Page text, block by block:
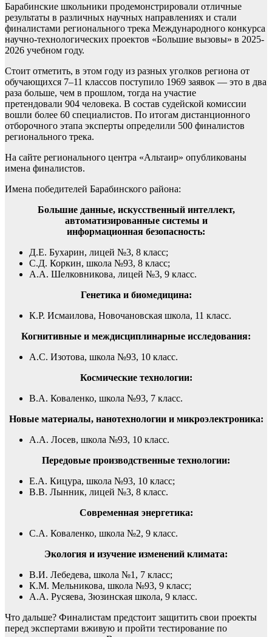
Барабинские школьники продемонстрировали отличные
результаты в различных научных направлениях и стали
финалистами регионального трека Международного конкурса
научно-технологических проектов «Большие вызовы» в 2025-
2026 учебном году.
Стоит отметить, в этом году из разных уголков региона от
обучающихся 7–11 классов поступило 1969 заявок — это в два
раза больше, чем в прошлом, тогда на участие
претендовали 904 человека. В состав судейской комиссии
вошли более 60 специалистов. По итогам дистанционного
отборочного этапа эксперты определили 500 финалистов
регионального трека.
На сайте регионального центра «Альтаир» опубликованы
имена финалистов.
Имена победителей Барабинского района:
Большие данные, искусственный интеллект,
автоматизированные системы и
информационная безопасность:
Д.Е. Бухарин, лицей №3, 8 класс;
С.Д. Коркин, школа №93, 8 класс;
А.А. Шелковникова, лицей №3, 9 класс.
Генетика и биомедицина:
К.Р. Исмаилова, Новочановская школа, 11 класс.
Когнитивные и междисциплинарные исследования:
А.С. Изотова, школа №93, 10 класс.
Космические технологии:
В.А. Коваленко, школа №93, 7 класс.
Новые материалы, нанотехнологии и микроэлектроника:
А.А. Лосев, школа №93, 10 класс.
Передовые производственные технологии:
Е.А. Кицура, школа №93, 10 класс;
В.В. Лынник, лицей №3, 8 класс.
Современная энергетика:
С.А. Коваленко, школа №2, 9 класс.
Экология и изучение изменений климата:
В.И. Лебедева, школа №1, 7 класс;
К.М. Мельникова, школа №93, 9 класс;
А.А. Русяева, Зюзинская школа, 9 класс.
Что дальше? Финалистам предстоит защитить свои проекты
перед экспертами вживую и пройти тестирование по